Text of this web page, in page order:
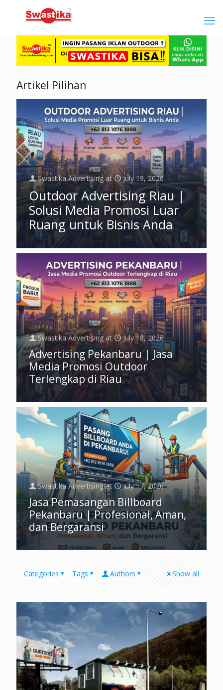
Artikel Pilihan
Swastika Advertising at July 19, 2026
Outdoor Advertising Riau |
Solusi Media Promosi Luar
Ruang untuk Bisnis Anda
Swastika Advertising at July 18, 2026
Advertising Pekanbaru | Jasa
Media Promosi Outdoor
Terlengkap di Riau
Swastika Advertising at July 17, 2026
Jasa Pemasangan Billboard
Pekanbaru | Profesional, Aman,
dan Bergaransi
Categories Tags Authors Show all